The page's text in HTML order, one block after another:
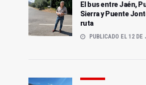
El bus entre Jaén,
Sierra y Puente
ruta
PUBLICADO EL 12 DE